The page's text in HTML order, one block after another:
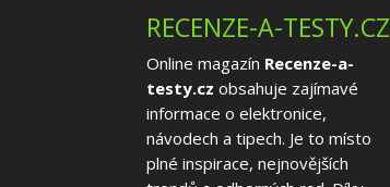
RECENZE-A-TESTY.CZ
Online magazín Recenze-a-
testy.cz obsahuje zajímavé
informace o elektronice,
návodech a tipech. Je to místo
plné inspirace, nejnovějších